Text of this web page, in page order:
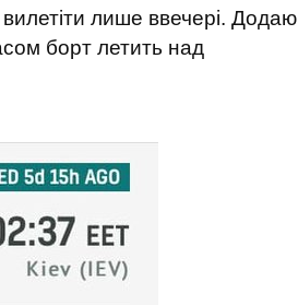
лише ввечері. Додаю
борт летить над